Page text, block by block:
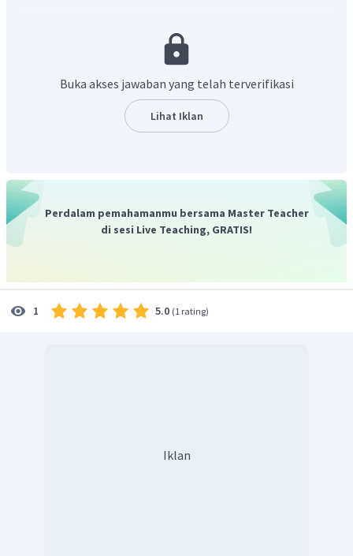
shake up
yang artinya "kocok terlebih dahulu detergen dan
Jadi, jawaban yang tepat untuk soal adalah D.
Buka akses jawaban yang telah terverifikasi
Lihat Iklan
Perdalam pemahamanmu bersama Master Teacher
di sesi Live Teaching, GRATIS!
1 5.0 (1 rating)
Iklan